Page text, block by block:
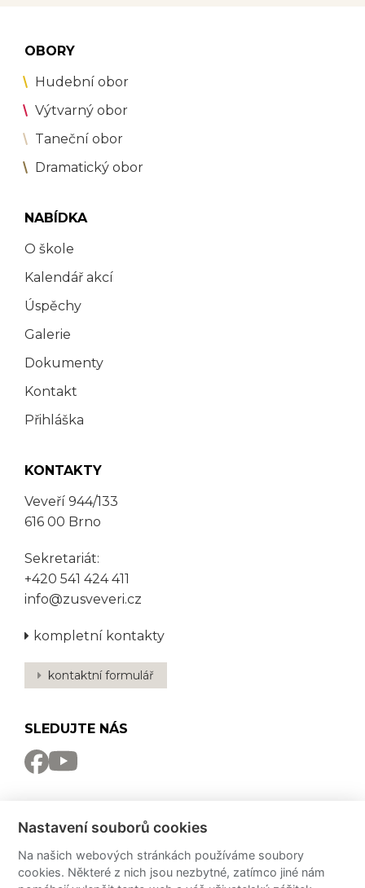
OBORY
Hudební obor
Výtvarný obor
Taneční obor
Dramatický obor
NABÍDKA
O škole
Kalendář akcí
Úspěchy
Galerie
Dokumenty
Kontakt
Přihláška
KONTAKTY
Veveří 944/133
616 00 Brno
Sekretariát:
+420 541 424 411
info@zusveveri.cz
kompletní kontakty
kontaktní formulář
SLEDUJTE NÁS
Nastavení souborů cookies
Na našich webových stránkách používáme soubory
cookies. Některé z nich jsou nezbytné, zatímco jiné nám